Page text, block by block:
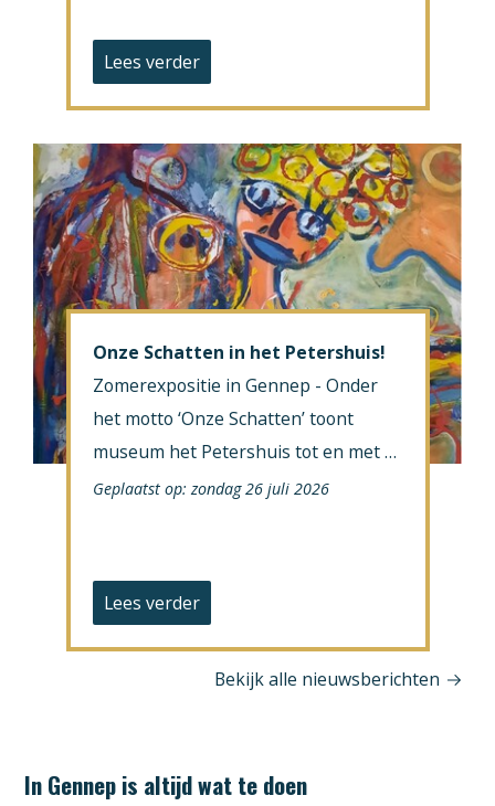
Lees verder
Onze Schatten in het Petershuis!
Zomerexpositie in Gennep - Onder
het motto ‘Onze Schatten’ toont
museum het Petershuis tot en met 6
september de persoonlijke …
Geplaatst op: zondag 26 juli 2026
Lees verder
Bekijk alle nieuwsberichten
In Gennep is altijd wat te doen